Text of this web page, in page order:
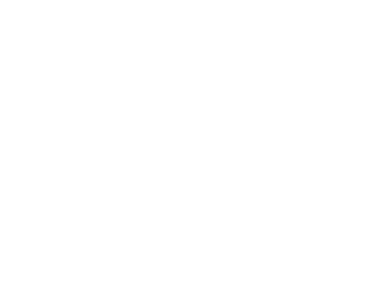
漫才组合。每一位“小人
楠、黄渤、吕严、马頔等人为嘉宾。